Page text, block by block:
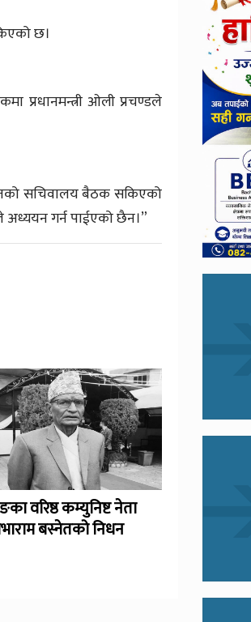
छ।
ओली प्रचण्डले
सचिवालय बैठक सकिएको
अध्ययन गर्न पाईएको छैन।”
वरिष्ठ कम्युनिष्ट नेता
बस्नेतको निधन